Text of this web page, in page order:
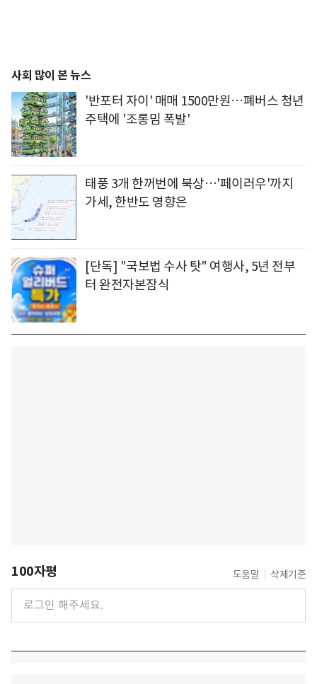
사회 많이 본 뉴스
'반포터 자이' 매매 1500만원…폐버스 청년
주택에 '조롱밈 폭발'
태풍 3개 한꺼번에 북상…'페이러우'까지
가세, 한반도 영향은
[단독] "국보법 수사 탓" 여행사, 5년 전부
터 완전자본잠식
100자평 도움말 삭제기준